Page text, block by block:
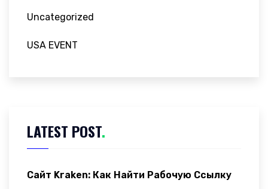
Uncategorized
USA EVENT
LATEST POST.
Сайт Kraken: Как Найти Рабочую Ссылку